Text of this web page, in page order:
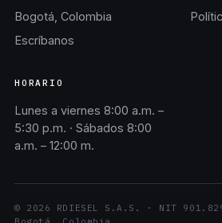
Bogotá, Colombia
Escríbanos
HORARIO
Lunes a viernes 8:00 a.m. –
5:30 p.m. · Sábados 8:00
a.m. – 12:00 m.
© 2026 RDIESEL S.A.S. · NIT